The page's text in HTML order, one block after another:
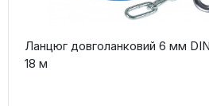
Ланцюг довголанковий 6 мм
18 м